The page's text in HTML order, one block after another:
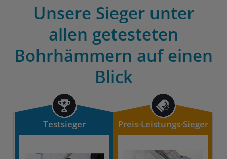
Unsere Sieger unter
allen getesteten
Bohrhämmern auf einen
Blick
Testsieger Preis-Leistungs-Sieger